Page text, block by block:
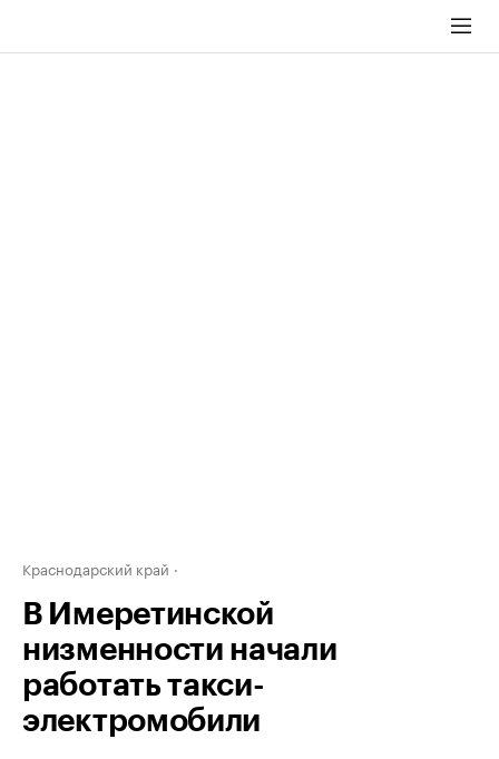
Краснодарский край
В Имеретинской
низменности начали
работать такси-
электромобили